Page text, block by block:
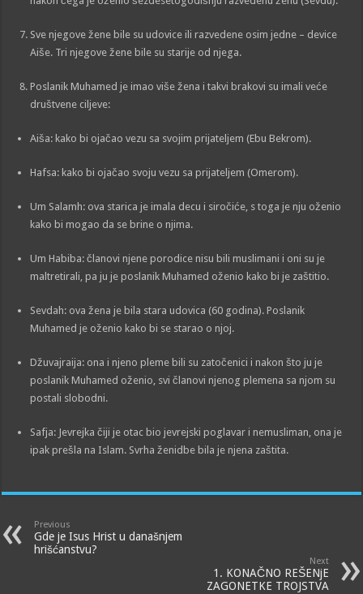
Sve njegove žene bile su udovice ili razvedene osim jedne – device
Aiše. Tri njegove žene bile su starije od njega.
Poslanik Muhamed je imao više žena i takvi brakovi su imali veće
društvene ciljeve:
Aiša: kako bi ojačao vezu sa svojim prijateljem (Ebu Bekrom).
Hafsa: kako bi ojačao svoju vezu sa prijateljem (Omerom).
Um Salamh: ova starica je imala decu i siročiće, s toga je nju oženio
kako bi mogao da se brine o njima.
Um Habiba: članovi njene porodice nisu bili muslimani i oni su je
maltretirali, pa ju je poslanik Muhamed oženio kako bi je zaštitio.
Sevdah: ova žena je bila stara udovica (60 godina). Poslanik
Muhamed je oženio kako bi se starao o njoj.
Džuvajraija: ona i njeno pleme bili su zatočenici i nakon što ju je
poslanik Muhamed oženio, svi članovi njenog plemena sa njom su
postali slobodni.
Safja: Jevrejka čiji je otac bio jevrejski poglavar i nemusliman, ona je
ipak prešla na Islam. Svrha ženidbe bila je njena zaštita.
Previous
Gde je Isus Hrist u današnjem
hrišćanstvu?
Next
1. KONAČNO REŠENjE
ZAGONETKE TROJSTVA